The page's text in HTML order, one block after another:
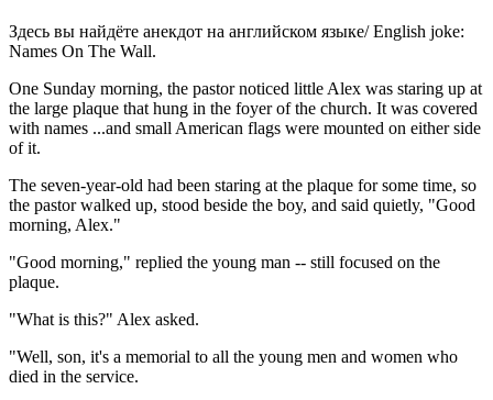
Здесь вы найдёте анекдот на английском языке/ English joke:
Names On The Wall.
One Sunday morning, the pastor noticed little Alex was staring up at
the large plaque that hung in the foyer of the church. It was covered
with names ...and small American flags were mounted on either side
of it.
The seven-year-old had been staring at the plaque for some time, so
the pastor walked up, stood beside the boy, and said quietly, "Good
morning, Alex."
"Good morning," replied the young man -- still focused on the
plaque.
"What is this?" Alex asked.
"Well, son, it's a memorial to all the young men and women who
died in the service.